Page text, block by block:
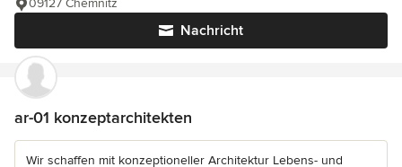
Nachricht
ar-01 konzeptarchitekten
Wir schaffen mit konzeptioneller Architektur Lebens- und